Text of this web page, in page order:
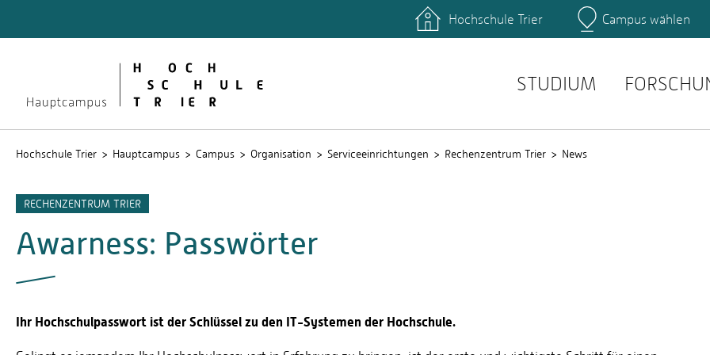
Fachbereiche
Stellenangebote
Hochschule Trier Campus wählen
STUDIUM
Hochschule Trier Hauptcampus Campus Organisation Serviceeinrichtungen Rechenzentrum Trier News
RECHENZENTRUM TRIER
Awarness: Passwörter
Ihr Hochschulpasswort ist der Schlüssel zu den IT-Systemen der Hochschule.